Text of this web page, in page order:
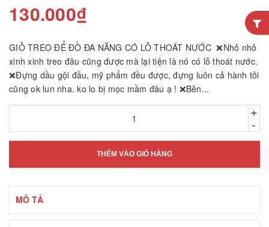
130.000₫
GIỎ TREO ĐỂ ĐỒ ĐA NĂNG CÓ LỖ THOÁT NƯỚC ❌Nhỏ nhỏ
xinh xinh treo đâu cũng được mà lại tiện là nó có lỗ thoát nước.
❌Đựng dầu gội đầu, mỹ phẩm đều được, đựng luôn cả hành tỏi
cũng ok lun nha. ko lo bị mọc mầm đâu ạ ! ❌Bên...
+
-
THÊM VÀO GIỎ HÀNG
MÔ TẢ